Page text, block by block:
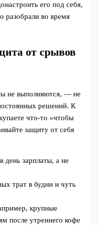
его под себя,
разобрали во время
от срывов
не выполняются, — не
решений. К
что-то «чтобы
защиту от себя
день зарплаты, а не
трат в будни и чуть
крупные
после утреннего кофе